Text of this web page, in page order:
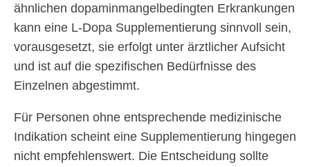
ähnlichen dopaminmangelbedingten Erkrankungen
kann eine L-Dopa Supplementierung sinnvoll sein,
vorausgesetzt, sie erfolgt unter ärztlicher Aufsicht
und ist auf die spezifischen Bedürfnisse des
Einzelnen abgestimmt.
Für Personen ohne entsprechende medizinische
Indikation scheint eine Supplementierung hingegen
nicht empfehlenswert. Die Entscheidung sollte